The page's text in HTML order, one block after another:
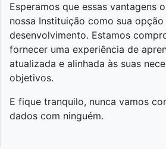
Esperamos que essas vantagens
nossa Instituição como sua
desenvolvimento. Estamos
fornecer uma experiência de
atualizada e alinhada às suas
objetivos.
E fique tranquilo, nunca vamos
dados com ninguém.